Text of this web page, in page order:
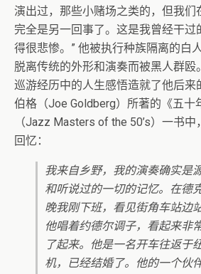
演出过，那些小赌场之类的，但我们
完全是另一回事了。这是我曾经干过
得很悲惨。” 他被执行种族隔离的白
脱离传统的外形和演奏而被黑人群殴
巡游经历中的人生感悟造就了他后来
伯格（Joe Goldberg）所著的《五十
（Jazz Masters of the 50’s）一书
回忆：
我来自乡野，我的演奏确实是
和听说过的一切的记忆。在德
晚我刚下班，看见街角车站边
他唱着约德尔调子，看起来非
了起来。他是一名开车往返于
机，已经结婚了。他的一个伙